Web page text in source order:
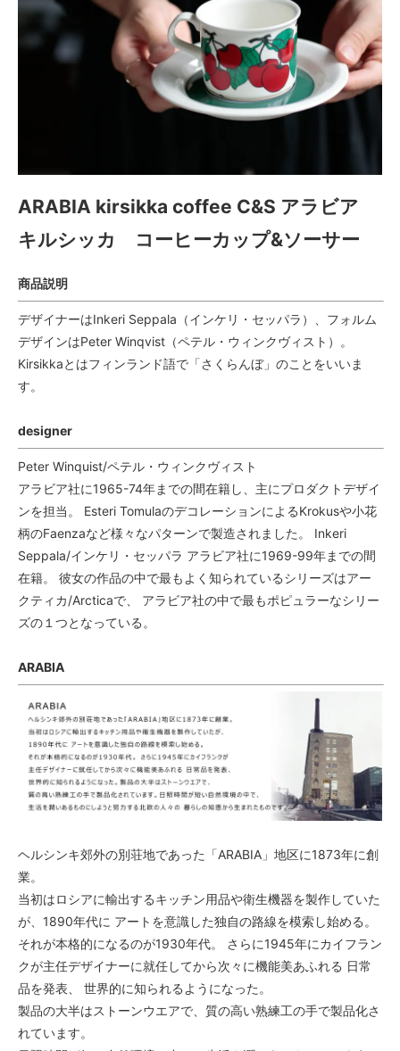
ARABIA kirsikka coffee C&S アラビア
キルシッカ コーヒーカップ&ソーサー
商品説明
デザイナーはInkeri Seppala（インケリ・セッパラ）、フォルム
デザインはPeter Winqvist（ペテル・ウィンクヴィスト）。
Kirsikkaとはフィンランド語で「さくらんぼ」のことをいいま
す。
designer
Peter Winquist/ペテル・ウィンクヴィスト
アラビア社に1965-74年までの間在籍し、主にプロダクトデザイ
ンを担当。 Esteri TomulaのデコレーションによるKrokusや小花
柄のFaenzaなど様々なパターンで製造されました。 Inkeri
Seppala/インケリ・セッパラ アラビア社に1969-99年までの間
在籍。 彼女の作品の中で最もよく知られているシリーズはアー
クティカ/Arcticaで、 アラビア社の中で最もポピュラーなシリー
ズの１つとなっている。
ARABIA
ヘルシンキ郊外の別荘地であった「ARABIA」地区に1873年に創
業。
当初はロシアに輸出するキッチン用品や衛生機器を製作していた
が、1890年代に アートを意識した独自の路線を模索し始める。
それが本格的になるのが1930年代。 さらに1945年にカイフラン
クが主任デザイナーに就任してから次々に機能美あふれる 日常
品を発表、 世界的に知られるようになった。
製品の大半はストーンウエアで、質の高い熟練工の手で製品化さ
れています。